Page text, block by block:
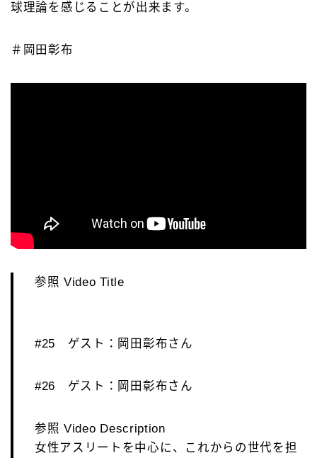
球理論を感じることが出来ます。
＃岡田彰布
参照 Video Title
#25 ゲスト：岡田彰布さん
#26 ゲスト：岡田彰布さん
参照 Video Description
女性アスリートを中心に、これからの世代を担